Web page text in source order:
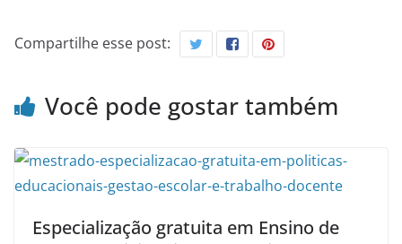
Compartilhe esse post:
Você pode gostar também
Especialização gratuita em Ensino de